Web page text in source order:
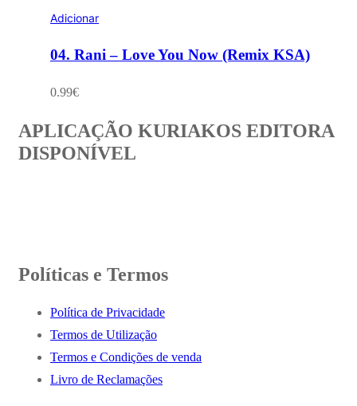
Adicionar
04. Rani – Love You Now (Remix KSA)
0.99€
APLICAÇÃO KURIAKOS EDITORA
DISPONÍVEL
Políticas e Termos
Política de Privacidade
Termos de Utilização
Termos e Condições de venda
Livro de Reclamações